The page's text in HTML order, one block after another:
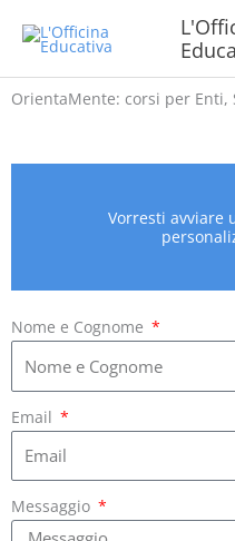
OrientaMente: corsi per Enti,
Vorresti avviare
Nome e Cognome
Email
Messaggio